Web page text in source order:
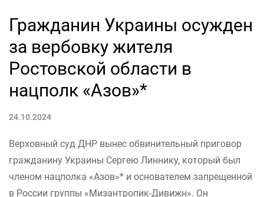
Гражданин Украины осужден
за вербовку жителя
Ростовской области в
нацполк «Азов»*
24.10.2024
Верховный суд ДНР вынес обвинительный приговор
гражданину Украины Сергею Линнику, который был
членом нацполка «Азов»* и основателем запрещенной
в России группы «Мизантропик-Дивижн». Он